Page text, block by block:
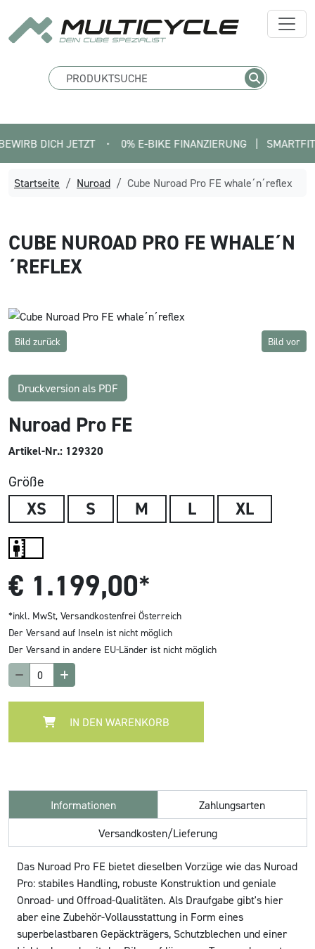
JETZT • 0% E-BIKE FINANZIERUNG   |   SMARTFIT
Startseite Nuroad Cube Nuroad Pro FE whale´n´reflex
CUBE NUROAD PRO FE WHALE´N
´REFLEX
Bild zurück Bild vor
Druckversion als PDF
Nuroad Pro FE
Artikel-Nr.: 129320
Größe
XS S M L XL
€ 1.199,00*
*inkl. MwSt, Versandkostenfrei Österreich
Der Versand auf Inseln ist nicht möglich
Der Versand in andere EU-Länder ist nicht möglich
IN DEN WARENKORB
Informationen
Zahlungsarten
Versandkosten/Lieferung
Das Nuroad Pro FE bietet dieselben Vorzüge wie das Nuroad
Pro: stabiles Handling, robuste Konstruktion und geniale
Onroad- und Offroad-Qualitäten. Als Draufgabe gibt's hier
aber eine Zubehör-Vollausstattung in Form eines
superbelastbaren Gepäckträgers, Schutzblechen und einer